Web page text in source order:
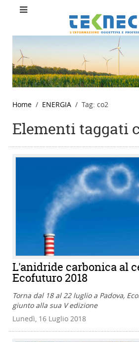
Home ENERGIA Tag: co2
Elementi taggati
L'anidride carbonica al
Ecofuturo 2018
Torna dal 18 al 22 luglio a Padova,
giunto alla sua V edizione
Lunedì, 16 Luglio 2018